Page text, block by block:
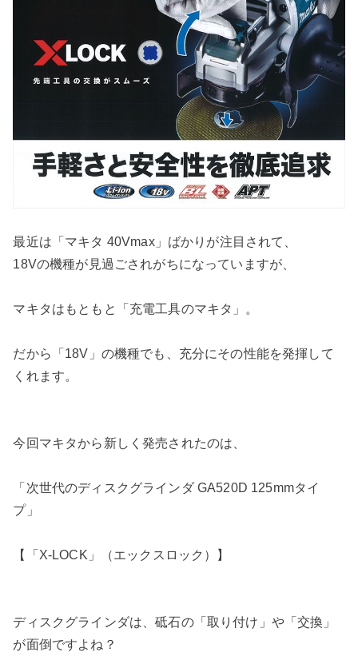
最近は「マキタ 40Vmax」ばかりが注目されて、
18Vの機種が見過ごされがちになっていますが、
マキタはもともと「充電工具のマキタ」。
だから「18V」の機種でも、充分にその性能を発揮して
くれます。
今回マキタから新しく発売されたのは、
「次世代のディスクグラインダ GA520D 125mmタイ
プ」
【「X-LOCK」（エックスロック）】
ディスクグラインダは、砥石の「取り付け」や「交換」
が面倒ですよね？